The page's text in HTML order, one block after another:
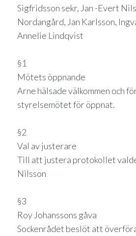
Sigfridsson sekr, Jan -Evert
Nordangård, Jan Karlsson,
Annelie Lindqvist
§1
Mötets öppnande
Arne hälsade välkommen och
styrelsemötet för öppnat.
§2
Val av justerare
Till att justera protokollet
Nilsson
§3
Roy Johanssons gåva
Sockenrådet beslöt att